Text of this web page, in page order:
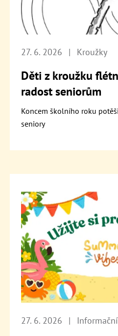
27. 6. 2026 | Kroužky
Děti z kroužku
radost seniorům
Koncem školního roku
seniory
27. 6. 2026 |